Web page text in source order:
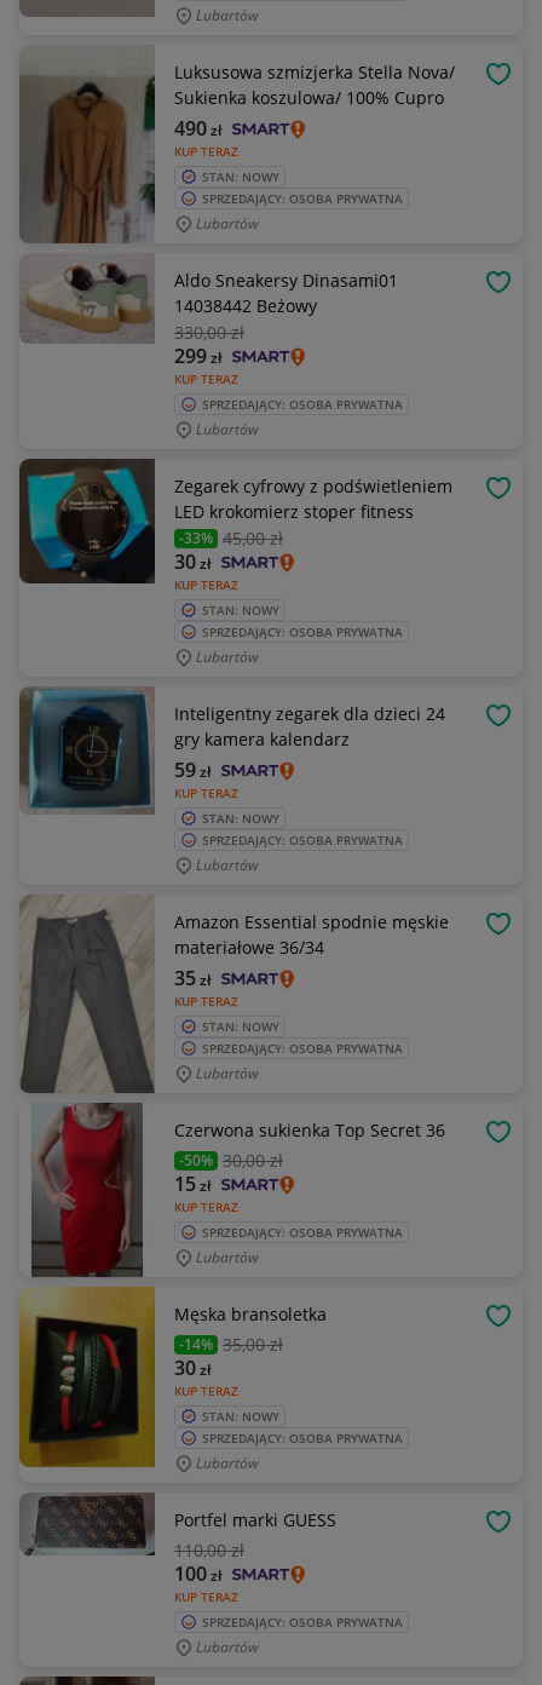
Lubartów
Luksusowa szmizjerka Stella Nova/
Sukienka koszulowa/ 100% Cupro
KUP TERAZ
490zł
STAN: NOWY
SPRZEDAJĄCY: OSOBA PRYWATNA
Lubartów
Aldo Sneakersy Dinasami01
14038442 Beżowy
330,00 zł
KUP TERAZ
299zł
SPRZEDAJĄCY: OSOBA PRYWATNA
Lubartów
Zegarek cyfrowy z podświetleniem
LED krokomierz stoper fitness
-33% 45,00 zł
KUP TERAZ
30zł
STAN: NOWY
SPRZEDAJĄCY: OSOBA PRYWATNA
Lubartów
Inteligentny zegarek dla dzieci 24
gry kamera kalendarz
KUP TERAZ
59zł
STAN: NOWY
SPRZEDAJĄCY: OSOBA PRYWATNA
Lubartów
Amazon Essential spodnie męskie
materiałowe 36/34
KUP TERAZ
35zł
STAN: NOWY
SPRZEDAJĄCY: OSOBA PRYWATNA
Lubartów
Czerwona sukienka Top Secret 36
-50% 30,00 zł
KUP TERAZ
15zł
SPRZEDAJĄCY: OSOBA PRYWATNA
Lubartów
Męska bransoletka
-14% 35,00 zł
KUP TERAZ
30zł
STAN: NOWY
SPRZEDAJĄCY: OSOBA PRYWATNA
Lubartów
Portfel marki GUESS
110,00 zł
KUP TERAZ
100zł
SPRZEDAJĄCY: OSOBA PRYWATNA
Lubartów